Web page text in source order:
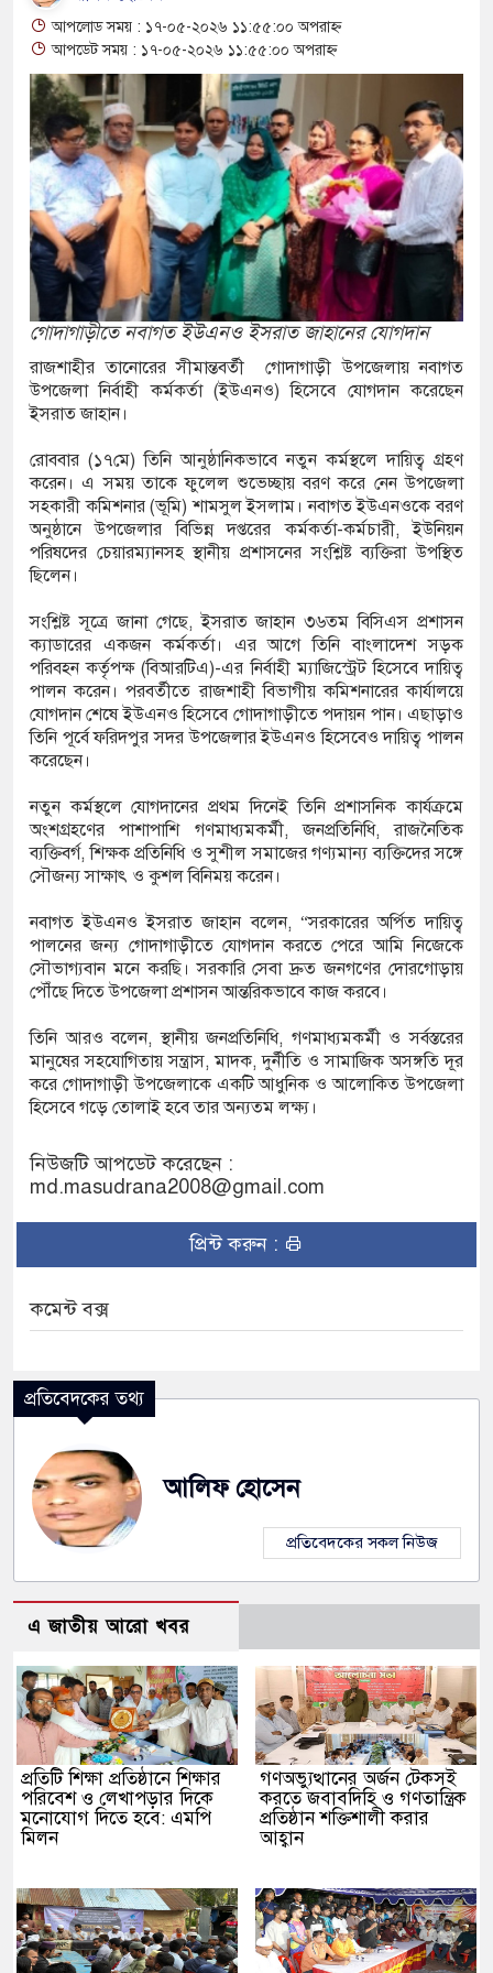
ইয়াবা-গাঁজাসহ দুই মাদক কারবারী গ্রেপ্তার
৩ মাদক কারবারি গ্রেপ্তার, আড়াই কেজি গাঁজা
কাজেম শাহ, আট ঘণ্টা বিমানে অপেক্ষার পর
মত চালু হলো শিশুদের সফট ইনডোর প্লে-গ্রাউন্ড
প্লে-গ্রাউন্ড
ব্যবসায়ীসহ গ্রেফতার-৮
অভিযানে নারীসহ মাদক কারবারি গ্রেফতার
পূর্ববিরোধের জেরে দুই পক্ষের সংঘর্ষ, আহত ৩০
পানিতে ডুবে গৃহবধূর মৃত্যু
রাজি না হওয়ায় তরুণীকে ‘চোর’ সাজিয়ে
টেকসই প্রযুক্তিনির্ভর উন্নয়ন: ফকির মাহবুব আনাম
আপলোড সময় : ১৭-০৫-২০২৬ ১১:৫৫:০০ অপরাহ্ন
আপডেট সময় : ১৭-০৫-২০২৬ ১১:৫৫:০০ অপরাহ্ন
গোদাগাড়ীতে নবাগত ইউএনও ইসরাত জাহানের যোগদান
রাজশাহীর তানোরের সীমান্তবর্তী গোদাগাড়ী উপজেলায় নবাগত
উপজেলা নির্বাহী কর্মকর্তা (ইউএনও) হিসেবে যোগদান করেছেন
ইসরাত জাহান।
রোববার (১৭মে) তিনি আনুষ্ঠানিকভাবে নতুন কর্মস্থলে দায়িত্ব গ্রহণ
করেন। এ সময় তাকে ফুলেল শুভেচ্ছায় বরণ করে নেন উপজেলা
সহকারী কমিশনার (ভূমি) শামসুল ইসলাম। নবাগত ইউএনওকে বরণ
অনুষ্ঠানে উপজেলার বিভিন্ন দপ্তরের কর্মকর্তা-কর্মচারী, ইউনিয়ন
পরিষদের চেয়ারম্যানসহ স্থানীয় প্রশাসনের সংশ্লিষ্ট ব্যক্তিরা উপস্থিত
ছিলেন।
সংশ্লিষ্ট সূত্রে জানা গেছে, ইসরাত জাহান ৩৬তম বিসিএস প্রশাসন
ক্যাডারের একজন কর্মকর্তা। এর আগে তিনি বাংলাদেশ সড়ক
পরিবহন কর্তৃপক্ষ (বিআরটিএ)-এর নির্বাহী ম্যাজিস্ট্রেট হিসেবে দায়িত্ব
পালন করেন। পরবর্তীতে রাজশাহী বিভাগীয় কমিশনারের কার্যালয়ে
যোগদান শেষে ইউএনও হিসেবে গোদাগাড়ীতে পদায়ন পান। এছাড়াও
তিনি পূর্বে ফরিদপুর সদর উপজেলার ইউএনও হিসেবেও দায়িত্ব পালন
করেছেন।
নতুন কর্মস্থলে যোগদানের প্রথম দিনেই তিনি প্রশাসনিক কার্যক্রমে
অংশগ্রহণের পাশাপাশি গণমাধ্যমকর্মী, জনপ্রতিনিধি, রাজনৈতিক
ব্যক্তিবর্গ, শিক্ষক প্রতিনিধি ও সুশীল সমাজের গণ্যমান্য ব্যক্তিদের সঙ্গে
সৌজন্য সাক্ষাৎ ও কুশল বিনিময় করেন।
নবাগত ইউএনও ইসরাত জাহান বলেন, “সরকারের অর্পিত দায়িত্ব
পালনের জন্য গোদাগাড়ীতে যোগদান করতে পেরে আমি নিজেকে
সৌভাগ্যবান মনে করছি। সরকারি সেবা দ্রুত জনগণের দোরগোড়ায়
পৌঁছে দিতে উপজেলা প্রশাসন আন্তরিকভাবে কাজ করবে।
তিনি আরও বলেন, স্থানীয় জনপ্রতিনিধি, গণমাধ্যমকর্মী ও সর্বস্তরের
মানুষের সহযোগিতায় সন্ত্রাস, মাদক, দুর্নীতি ও সামাজিক অসঙ্গতি দূর
করে গোদাগাড়ী উপজেলাকে একটি আধুনিক ও আলোকিত উপজেলা
হিসেবে গড়ে তোলাই হবে তার অন্যতম লক্ষ্য।
নিউজটি আপডেট করেছেন :
md.masudrana2008@gmail.com
প্রিন্ট করুন :
কমেন্ট বক্স
প্রতিবেদকের তথ্য
আলিফ হোসেন
প্রতিবেদকের সকল নিউজ
এ জাতীয় আরো খবর
প্রতিটি শিক্ষা প্রতিষ্ঠানে শিক্ষার
পরিবেশ ও লেখাপড়ার দিকে
মনোযোগ দিতে হবে: এমপি
মিলন
গণঅভ্যুত্থানের অর্জন টেকসই
করতে জবাবদিহি ও গণতান্ত্রিক
প্রতিষ্ঠান শক্তিশালী করার
আহ্বান